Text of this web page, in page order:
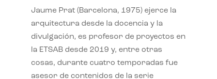
Jaume Prat (Barcelona, 1975) ejerce la
arquitectura desde la docencia y la
divulgación, es profesor de proyectos en
la ETSAB desde 2019 y, entre otras
cosas, durante cuatro temporadas fue
asesor de contenidos de la serie